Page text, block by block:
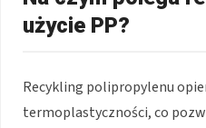
użycie PP?
Recykling polipropylenu
termoplastyczności, co